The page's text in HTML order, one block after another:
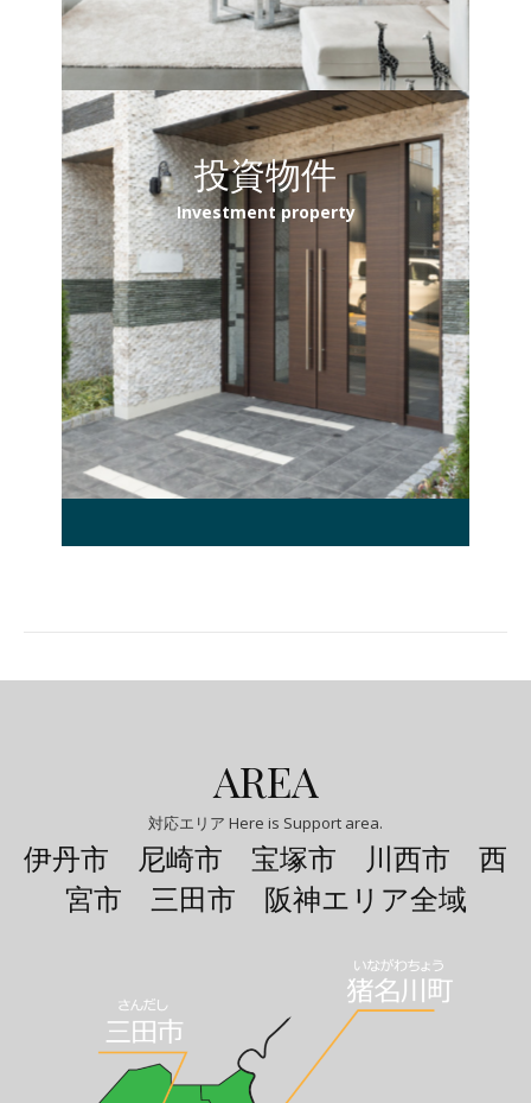
投資物件
Investment property
AREA
対応エリア Here is Support area.
伊丹市 尼崎市 宝塚市 川西市 西
宮市 三田市 阪神エリア全域